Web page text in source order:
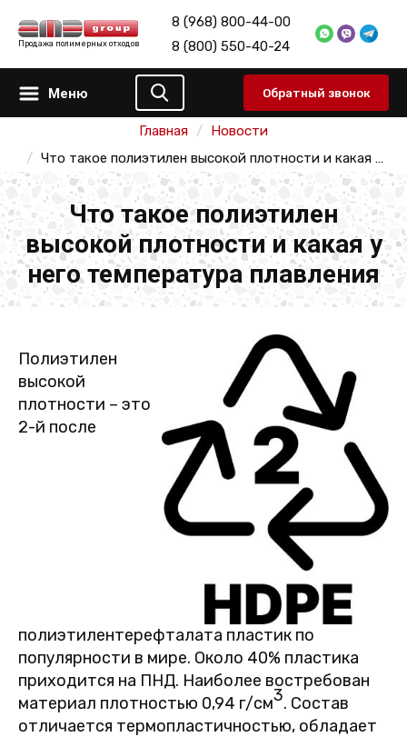
Продажа полимерных отходов
8 (968) 800-44-00
8 (800) 550-40-24
Меню Обратный звонок
Главная
Новости
Что такое полиэтилен высокой плотности и какая у него температура плавления
Что такое полиэтилен
высокой плотности и какая у
него температура плавления
Полиэтилен
высокой
плотности – это
2-й после
полиэтилентерефталата пластик по
популярности в мире. Около 40% пластика
приходится на ПНД. Наиболее востребован
материал плотностью 0,94 г/см3. Состав
отличается термопластичностью, обладает